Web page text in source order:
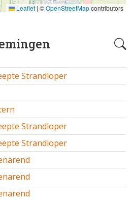
Strandloper
Strandloper
Strandloper
Leaflet | ©OpenStreetMapcontributors